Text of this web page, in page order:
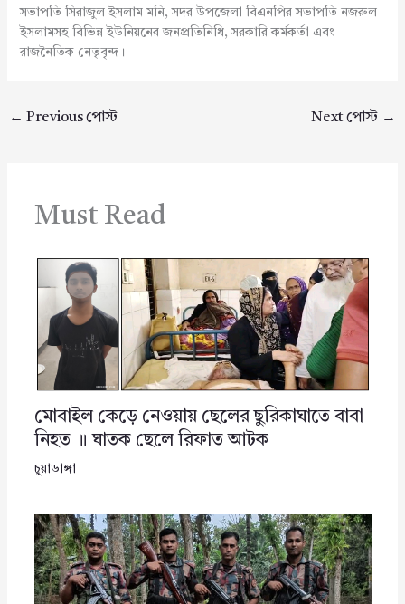
সভাপতি সিরাজুল ইসলাম মনি, সদর উপজেলা বিএনপির সভাপতি নজরুল
ইসলামসহ বিভিন্ন ইউনিয়নের জনপ্রতিনিধি, সরকারি কর্মকর্তা এবং
রাজনৈতিক নেতৃবৃন্দ।
← Previous পোস্ট Next পোস্ট →
Must Read
মোবাইল কেড়ে নেওয়ায় ছেলের ছুরিকাঘাতে বাবা
নিহত ॥ ঘাতক ছেলে রিফাত আটক
চুয়াডাঙ্গা